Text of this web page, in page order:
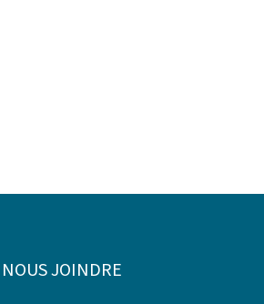
NOUS JOINDRE